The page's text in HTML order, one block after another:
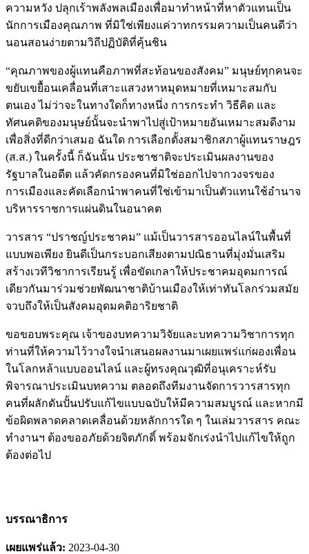
ความหวัง ปลุกเร้าพลังพลเมืองเพื่อมาทำหน้าที่หาตัวแทนเป็น
นักการเมืองคุณภาพ ที่มิใช่เพียงแค่วาทกรรมความเป็นคนดีว่า
นอนสอนง่ายตามวิถีปฏิบัติที่คุ้นชิน
“คุณภาพของผู้แทนคือภาพที่สะท้อนของสังคม” มนุษย์ทุกคนจะ
ขยับเขยื้อนเคลื่อนที่เสาะแสวงหาหมุดหมายที่เหมาะสมกับ
ตนเอง ไม่ว่าจะในทางใดก็ทางหนึ่ง การกระทำ วิธีคิด และ
ทัศนคติของมนุษย์นั้นจะนำพาไปสู่เป้าหมายอันเหมาะสมดีงาม
เพื่อสิ่งที่ดีกว่าเสมอ ฉันใด การเลือกตั้งสมาชิกสภาผู้แทนราษฎร
(ส.ส.) ในครั้งนี้ ก็ฉันนั้น ประชาชาติจะประเมินผลงานของ
รัฐบาลในอดีต แล้วคัดกรองคนที่มิใช่ออกไปจากวงจรของ
การเมืองและคัดเลือกนำพาคนที่ใช่เข้ามาเป็นตัวแทนใช้อำนาจ
บริหารราชการแผ่นดินในอนาคต
วารสาร “ปราชญ์ประชาคม” แม้เป็นวารสารออนไลน์ในพื้นที่
แบบพอเพียง ยินดีเป็นกระบอกเสียงตามปณิธานที่มุ่งมั่นเสริม
สร้างเวทีวิชาการเรียนรู้ เพื่อขัดเกลาให้ประชาคมอุดมการณ์
เดียวกันมาร่วมช่วยพัฒนาชาติบ้านเมืองให้เท่าทันโลกร่วมสมัย
จวบถึงให้เป็นสังคมอุดมคติอาริยชาติ
ขอขอบพระคุณ เจ้าของบทความวิจัยและบทความวิชาการทุก
ท่านที่ให้ความไว้วางใจนำเสนอผลงานมาเผยแพร่แก่ผองเพื่อน
ในโลกหล้าแบบออนไลน์ และผู้ทรงคุณวุฒิที่อนุเคราะห์รับ
พิจารณาประเมินบทความ ตลอดถึงทีมงานจัดการวารสารทุก
คนที่ผลักดันปั้นปรับแก้ไขแบบฉบับให้มีความสมบูรณ์ และหากมี
ข้อผิดพลาดคลาดเคลื่อนด้วยหลักการใด ๆ ในเล่มวารสาร คณะ
ทำงานฯ ต้องขออภัยด้วยจิตภักดิ์ พร้อมจักเร่งนำไปแก้ไขให้ถูก
ต้องต่อไป
บรรณาธิการ
เผยแพร่แล้ว: 2023-04-30